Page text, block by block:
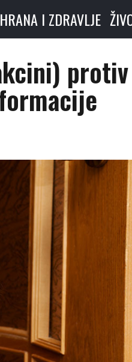
HRANA I ZDRAVLJE
protiv